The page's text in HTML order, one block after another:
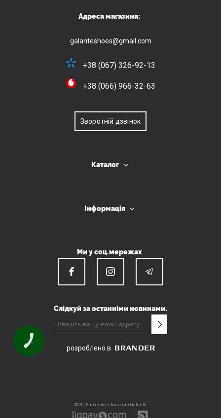
Адреса магазина:
galanteshoes@gmail.com
+38 (067) 326-92-13
+38 (066) 966-32-63
Зворотній дзвінок
Каталог
Інформація
Ми у соц.мережах
Слідкуй за останніми новинами.
розроблено в
© 2018 інтернет-магазин Galante
КНОПКА
ЗВ'ЯЗКУ